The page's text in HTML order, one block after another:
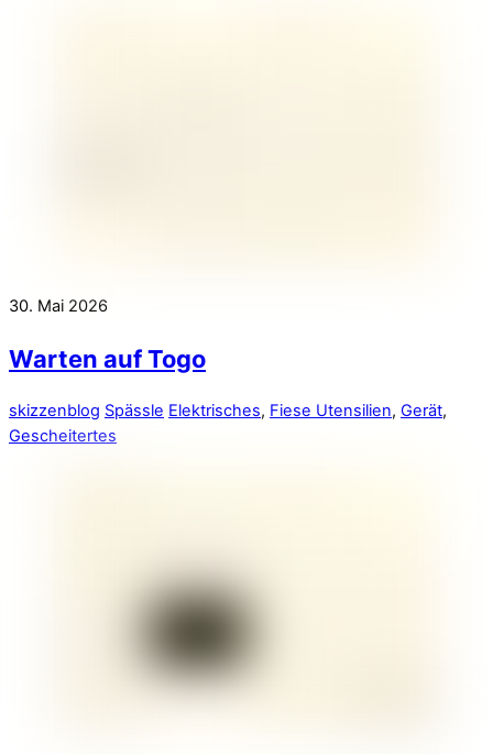
30. Mai 2026
Warten auf Togo
skizzenblog Spässle Elektrisches, Fiese Utensilien, Gerät,
Gescheitertes